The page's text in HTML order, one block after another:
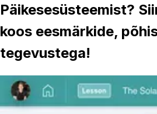
Päikesesüsteemist?
koos eesmärkide,
tegevustega!